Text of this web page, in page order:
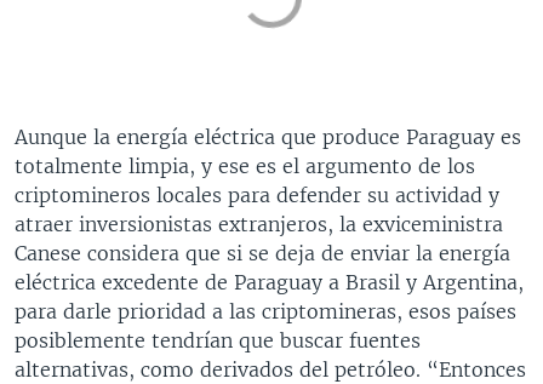
Aunque la energía eléctrica que produce Paraguay es
totalmente limpia, y ese es el argumento de los
criptomineros locales para defender su actividad y
atraer inversionistas extranjeros, la exviceministra
Canese considera que si se deja de enviar la energía
eléctrica excedente de Paraguay a Brasil y Argentina,
para darle prioridad a las criptomineras, esos países
posiblemente tendrían que buscar fuentes
alternativas, como derivados del petróleo. “Entonces